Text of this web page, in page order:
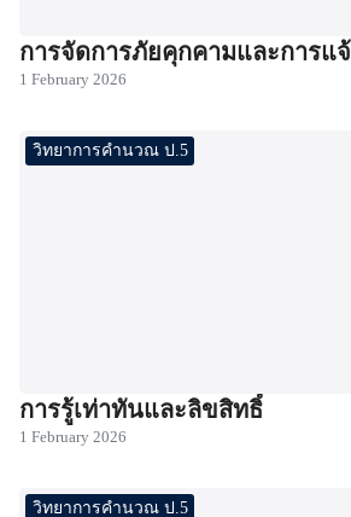
การจัดการภัยคุกคามและการแ
1 February 2026
วิทยาการคำนวณ ป.5
การรู้เท่าทันและลิขสิทธิ์
1 February 2026
วิทยาการคำนวณ ป.5